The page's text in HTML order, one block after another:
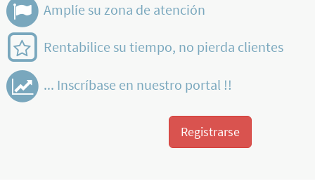
Amplíe su zona de atención
Rentabilice su tiempo, no pierda clientes
... Inscríbase en nuestro portal !!
Registrarse